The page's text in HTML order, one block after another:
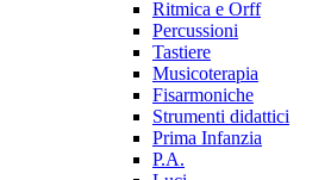
Ritmica e Orff
Percussioni
Tastiere
Musicoterapia
Fisarmoniche
Strumenti didattici
Prima Infanzia
P.A.